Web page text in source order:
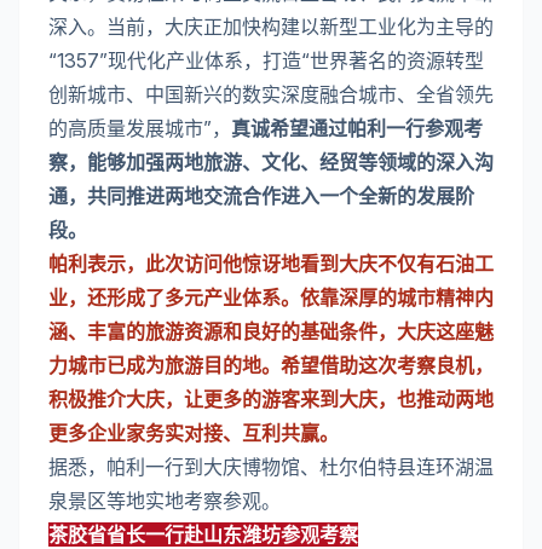
深入。当前，大庆正加快构建以新型工业化为主导的
“1357”现代化产业体系，打造“世界著名的资源转型
创新城市、中国新兴的数实深度融合城市、全省领先
的高质量发展城市”， 真诚希望通过帕利一行参观考
察，能够加强两地旅游、文化、经贸等领域的深入沟
通，共同推进两地交流合作进入一个全新的发展阶
段。
帕利表示，此次访问他惊讶地看到大庆不仅有石油工
业，还形成了多元产业体系。依靠深厚的城市精神内
涵、丰富的旅游资源和良好的基础条件，大庆这座魅
力城市已成为旅游目的地。希望借助这次考察良机，
积极推介大庆，让更多的游客来到大庆，也推动两地
更多企业家务实对接、互利共赢。
据悉，帕利一行到大庆博物馆、杜尔伯特县连环湖温
泉景区等地实地考察参观。
茶胶省省长一行赴山东潍坊参观考察